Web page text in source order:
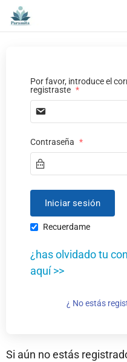
Por favor, introduce el
registraste *
Contraseña *
Recuerdame
¿has olvidado tu
aquí >>
¿ No estás
Si aún no estás